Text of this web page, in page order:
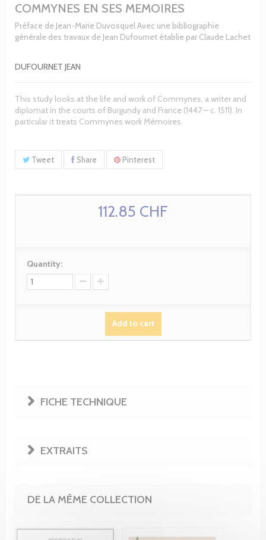
COMMYNES EN SES MEMOIRES
Préface de Jean-Marie Duvosquel Avec une bibliographie
générale des travaux de Jean Dufournet établie par Claude Lachet
DUFOURNET JEAN
This study looks at the life and work of Commynes, a writer and
diplomat in the courts of Burgundy and France (1447 – c. 1511). In
particular it treats Commynes work Mémoires.
Tweet Share Pinterest
112.85 CHF
Quantity:
Add to cart
FICHE TECHNIQUE
EXTRAITS
DE LA MÊME COLLECTION